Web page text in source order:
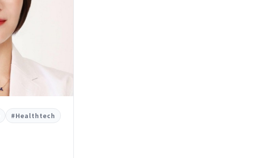
#Healthtech